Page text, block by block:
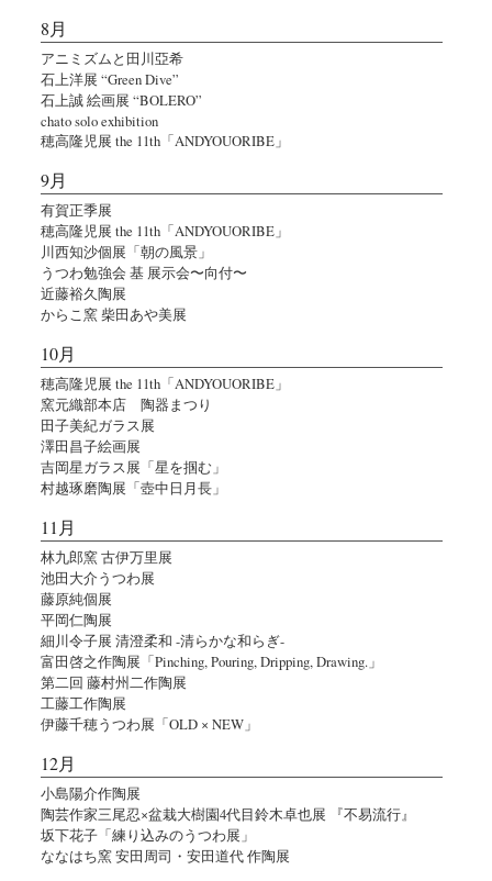
8月
アニミズムと田川亞希
石上洋展 “Green Dive”
石上誠 絵画展 “BOLERO”
chato solo exhibition
穂高隆児展 the 11th「ANDYOUORIBE」
9月
有賀正季展
穂高隆児展 the 11th「ANDYOUORIBE」
川西知沙個展「朝の風景」
うつわ勉強会 基 展示会〜向付〜
近藤裕久陶展
からこ窯 柴田あや美展
10月
穂高隆児展 the 11th「ANDYOUORIBE」
窯元織部本店 陶器まつり
田子美紀ガラス展
澤田昌子絵画展
吉岡星ガラス展「星を掴む」
村越琢磨陶展「壺中日月長」
11月
林九郎窯 古伊万里展
池田大介うつわ展
藤原純個展
平岡仁陶展
細川令子展 清澄柔和 -清らかな和らぎ-
富田啓之作陶展「Pinching, Pouring, Dripping, Drawing.」
第二回 藤村州二作陶展
工藤工作陶展
伊藤千穂うつわ展「OLD × NEW」
12月
小島陽介作陶展
陶芸作家三尾忍×盆栽大樹園4代目鈴木卓也展 『不易流行』
坂下花子「練り込みのうつわ展」
ななはち窯 安田周司・安田道代 作陶展